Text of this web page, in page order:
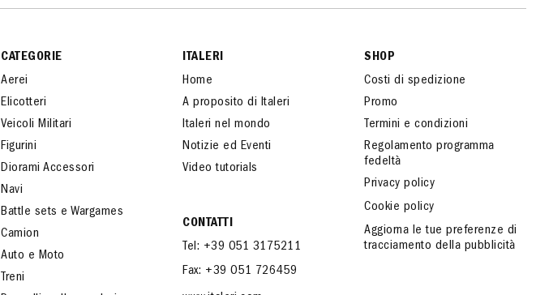
CATEGORIE
Aerei
Elicotteri
Veicoli Militari
Figurini
Diorami Accessori
Navi
Battle sets e Wargames
Camion
Auto e Moto
Treni
ITALERI
Home
A proposito di Italeri
Italeri nel mondo
Notizie ed Eventi
Video tutorials
CONTATTI
Tel: +39 051 3175211
Fax: +39 051 726459
SHOP
Costi di spedizione
Promo
Termini e condizioni
Regolamento programma
fedeltà
Privacy policy
Cookie policy
Aggiorna le tue preferenze di
tracciamento della pubblicità